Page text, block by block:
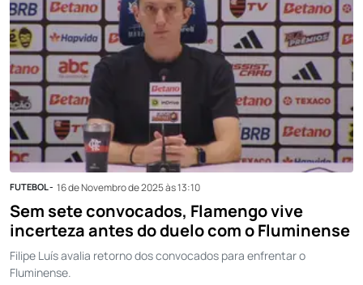
FUTEBOL - 16 de Novembro de 2025 às 13:10
Sem sete convocados, Flamengo vive
incerteza antes do duelo com o Fluminense
Filipe Luís avalia retorno dos convocados para enfrentar o
Fluminense.